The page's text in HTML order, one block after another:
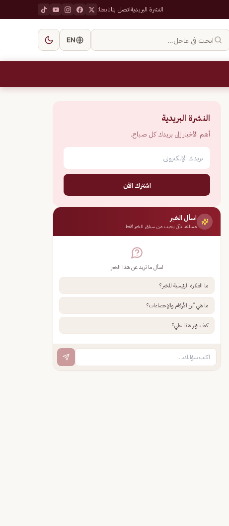
النشرة البريديةاتصل بناتابعنا:
ابحث في عاجل… EN
النشرة البريدية
أهم الأخبار إلى بريدك كل صباح.
اشترك الآن
اسأل الخبر
مساعد ذكي يجيب من سياق الخبر فقط
اسأل ما تريد عن هذا الخبر
ما الفكرة الرئيسية للخبر؟
ما هي أبرز الأرقام والإحصاءات؟
كيف يؤثر هذا علي؟